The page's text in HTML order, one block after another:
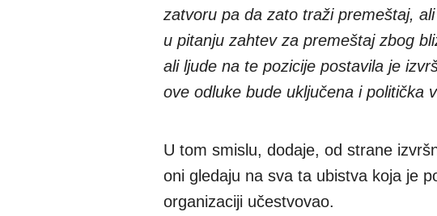
zatvoru pa da zato traži premeštaj,
u pitanju zahtev za premeštaj zbog
ali ljude na te pozicije postavila je
ove odluke bude uključena i politička
U tom smislu, dodaje, od strane
oni gledaju na sva ta ubistva koja je
organizaciji učestvovao.